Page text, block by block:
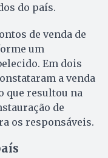
do país.
de venda de
um
Em dois
a venda
que resultou na
de
os responsáveis.